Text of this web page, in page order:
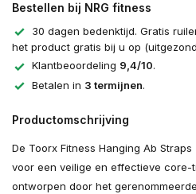
Bestellen bij NRG fitness
30 dagen bedenktijd. Gratis
het product gratis bij u op
Klantbeoordeling 9,4/10.
Betalen in 3 termijnen.
Productomschrijving
De Toorx Fitness Hanging Ab
voor een veilige en effectieve core-
ontworpen door het